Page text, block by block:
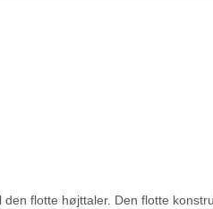
flotte højttaler. Den flotte